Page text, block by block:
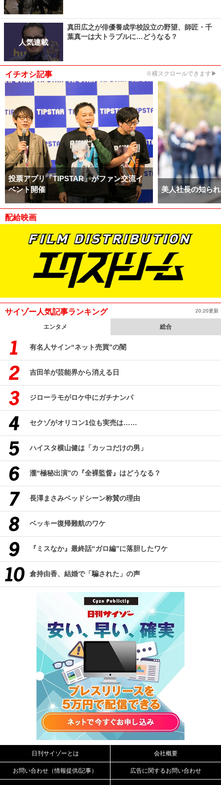
人気連載
真田広之が俳優養成学校設立の野望、師匠・千
葉真一は大トラブルに…どうなる？
イチオシ記事 ※横スクロールできます▶
投票アプリ「TIPSTAR」がファン交流イ
ベント開催
美人社長の知ら
配給映画
サイゾー人気記事ランキング 20:20更新
エンタメ 総合
有名人サイン“ネット売買”の闇
吉田羊が芸能界から消える日
ジローラモがロケ中にガチナンパ
セクゾがオリコン1位も実売は……
ハイスタ横山健は「カッコだけの男」
瀧“極秘出演”の『全裸監督』はどうなる？
長澤まさみベッドシーン称賛の理由
ベッキー復帰難航のワケ
『ミスなか』最終話“ガロ編”に落胆したワケ
倉持由香、結婚で「騙された」の声
日刊サイゾーとは 会社概要
お問い合わせ（情報提供/記事） 広告に関するお問い合わせ